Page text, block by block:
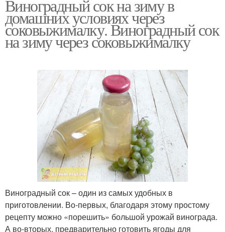
Виноградный сок на зиму в
домашних условиях через
соковыжималку. Виноградный сок
на зиму через соковыжималку
Виноградный сок – один из самых удобных в
приготовлении. Во-первых, благодаря этому простому
рецепту можно «порешить» большой урожай винограда.
А во-вторых, предварительно готовить ягоды для